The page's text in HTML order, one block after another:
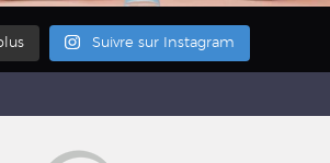
Suivre sur Instagram